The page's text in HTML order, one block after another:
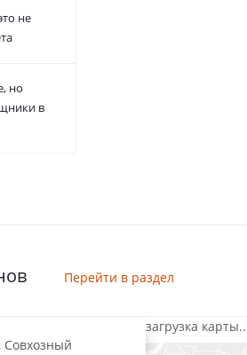
не
но
в
Перейти в раздел
загрузка